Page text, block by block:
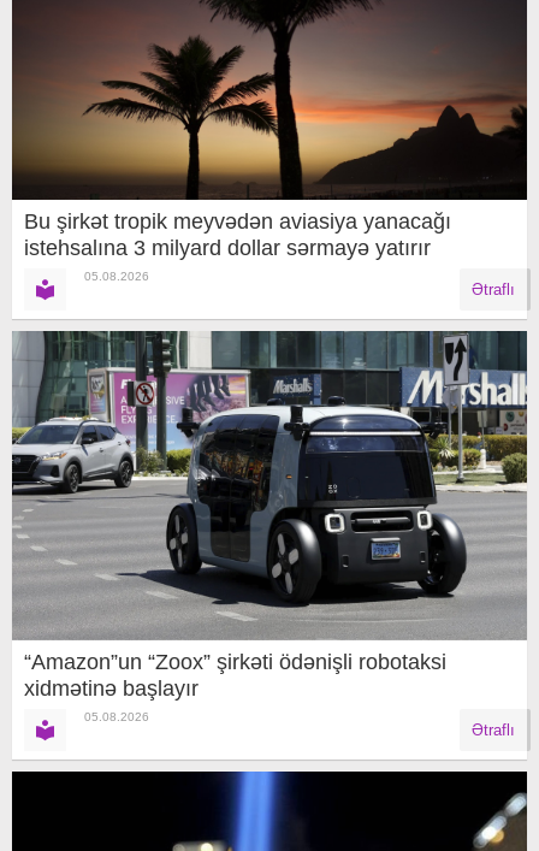
Bu şirkət tropik meyvədən aviasiya yanacağı
istehsalına 3 milyard dollar sərmayə yatırır
05.08.2026
Ətraflı
“Amazon”un “Zoox” şirkəti ödənişli robotaksi
xidmətinə başlayır
05.08.2026
Ətraflı